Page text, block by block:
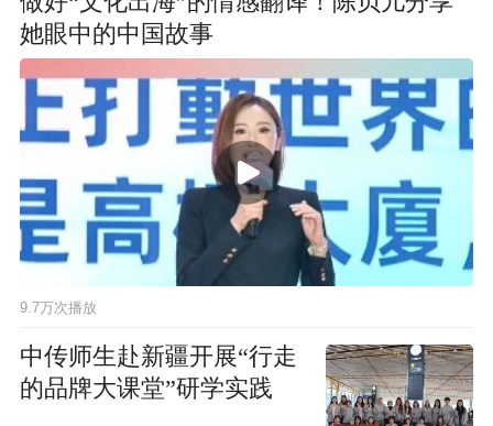
她眼中的中国故事
9.7万次播放
中传师生赴新疆开展“行走
的品牌大课堂”研学实践